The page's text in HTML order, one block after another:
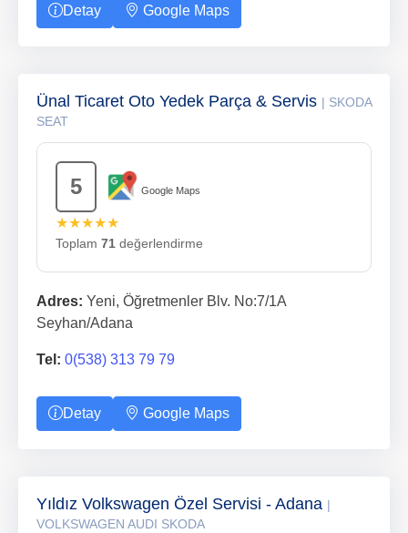
Detay Google Maps
Ünal Ticaret Oto Yedek Parça & Servis | SKODA
SEAT
5 Google Maps
★★★★★
Toplam 71 değerlendirme
Adres: Yeni, Öğretmenler Blv. No:7/1A
Seyhan/Adana
Tel: 0(538) 313 79 79
Detay Google Maps
Yıldız Volkswagen Özel Servisi - Adana |
VOLKSWAGEN AUDI SKODA